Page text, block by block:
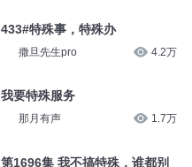
433#特殊事，特殊办
撒旦先生pro 4.2万
我要特殊服务
那月有声 1.7万
第1696集 我不搞特殊，谁都别